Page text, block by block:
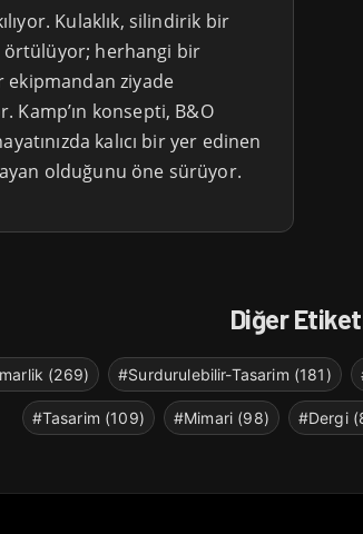
Kulaklık, silindirik bir
örtülüyor; herhangi bir
ekipmandan ziyade
konsepti, B&O
kalıcı bir yer edinen
olduğunu öne sürüyor.
Diğer
(269) #Surdurulebilir-Tasarim (181)
#Tasarim (109) #Mimari (98) #Dergi